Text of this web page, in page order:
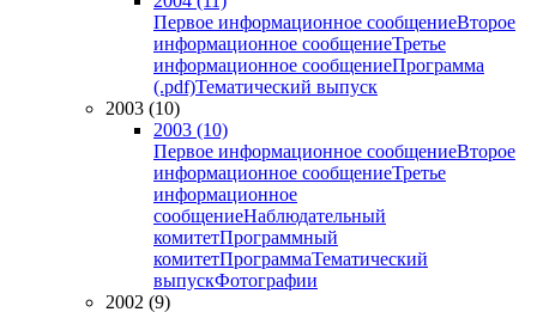
Первое информационное сообщениеВторое
информационное сообщениеТретье
информационное сообщениеПрограмма
(.pdf)Тематический выпуск
2003 (10)
2003 (10)
Первое информационное сообщениеВторое
информационное сообщениеТретье
информационное
сообщениеНаблюдательный
комитетПрограммный
комитетПрограммаТематический
выпускФотографии
2002 (9)